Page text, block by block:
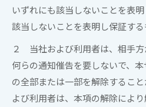
いずれにも該当しないことを表
該当しないことを表明し保証する
２ 当社および利用者は、相手方
何らの通知催告を要しないで、
の全部または一部を解除するこ
よび利用者は、本項の解除によ